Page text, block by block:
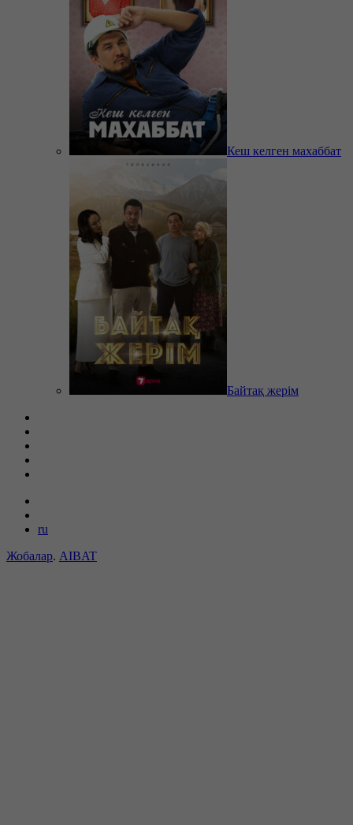
Кеш келген махаббат
Байтақ жерім
ru
Жобалар. AIBAT